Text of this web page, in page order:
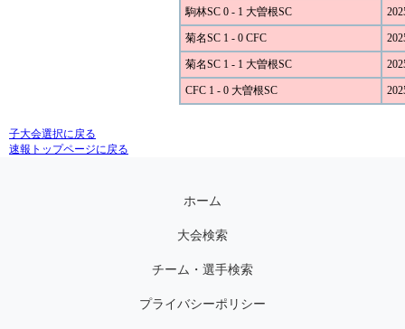
駒林SC 0 - 1 大曽根SC
菊名SC 1 - 0 CFC
菊名SC 1 - 1 大曽根SC
CFC 1 - 0 大曽根SC
子大会選択に戻る
速報トップページに戻る
ホーム
大会検索
チーム・選手検索
プライバシーポリシー